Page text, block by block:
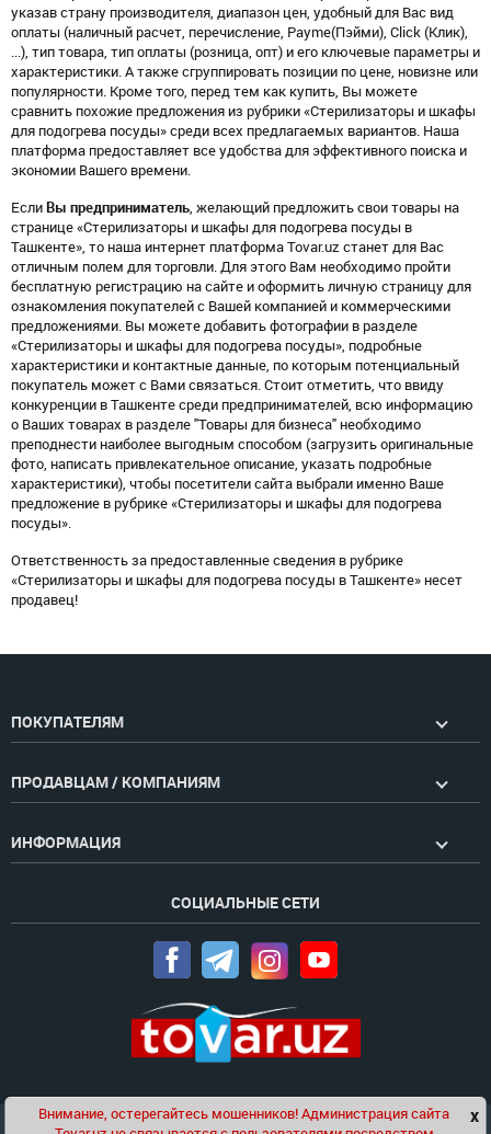
указав страну производителя, диапазон цен, удобный для Вас вид
оплаты (наличный расчет, перечисление, Payme(Пэйми), Click (Клик),
...), тип товара, тип оплаты (розница, опт) и его ключевые параметры и
характеристики. А также сгруппировать позиции по цене, новизне или
популярности. Кроме того, перед тем как купить, Вы можете
сравнить похожие предложения из рубрики «Стерилизаторы и шкафы
для подогрева посуды» среди всех предлагаемых вариантов. Наша
платформа предоставляет все удобства для эффективного поиска и
экономии Вашего времени.
Если Вы предприниматель , желающий предложить свои товары на
странице «Стерилизаторы и шкафы для подогрева посуды в
Ташкенте», то наша интернет платформа Tovar.uz станет для Вас
отличным полем для торговли. Для этого Вам необходимо пройти
бесплатную регистрацию на сайте и оформить личную страницу для
ознакомления покупателей с Вашей компанией и коммерческими
предложениями. Вы можете добавить фотографии в разделе
«Стерилизаторы и шкафы для подогрева посуды», подробные
характеристики и контактные данные, по которым потенциальный
покупатель может с Вами связаться. Стоит отметить, что ввиду
конкуренции в Ташкенте среди предпринимателей, всю информацию
о Ваших товарах в разделе "Товары для бизнеса" необходимо
преподнести наиболее выгодным способом (загрузить оригинальные
фото, написать привлекательное описание, указать подробные
характеристики), чтобы посетители сайта выбрали именно Ваше
предложение в рубрике «Стерилизаторы и шкафы для подогрева
посуды».
Ответственность за предоставленные сведения в рубрике
«Стерилизаторы и шкафы для подогрева посуды в Ташкенте» несет
продавец!
ПОКУПАТЕЛЯМ
ПРОДАВЦАМ / КОМПАНИЯМ
ИНФОРМАЦИЯ
СОЦИАЛЬНЫЕ СЕТИ
Чат x
Внимание, остерегайтесь мошенников! Администрация сайта